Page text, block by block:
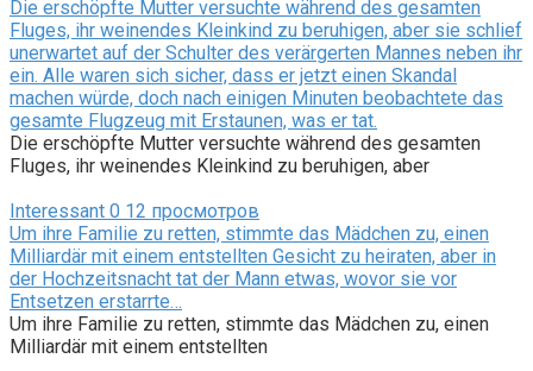
Die erschöpfte Mutter versuchte während des gesamten
Fluges, ihr weinendes Kleinkind zu beruhigen, aber sie schlief
unerwartet auf der Schulter des verärgerten Mannes neben ihr
ein. Alle waren sich sicher, dass er jetzt einen Skandal
machen würde, doch nach einigen Minuten beobachtete das
gesamte Flugzeug mit Erstaunen, was er tat.
Die erschöpfte Mutter versuchte während des gesamten
Fluges, ihr weinendes Kleinkind zu beruhigen, aber
Interessant 0 12 просмотров
Um ihre Familie zu retten, stimmte das Mädchen zu, einen
Milliardär mit einem entstellten Gesicht zu heiraten, aber in
der Hochzeitsnacht tat der Mann etwas, wovor sie vor
Entsetzen erstarrte…
Um ihre Familie zu retten, stimmte das Mädchen zu, einen
Milliardär mit einem entstellten